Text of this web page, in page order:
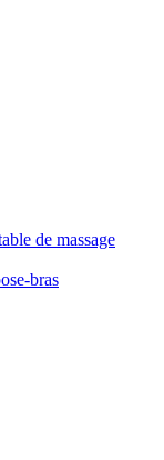
de massage
bras